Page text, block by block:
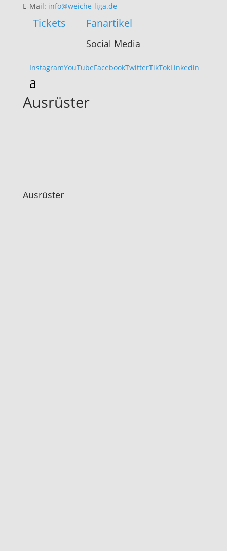
E-Mail: info@weiche-liga.de
Tickets Fanartikel
Social Media
InstagramYouTubeFacebookTwitterTikTokLinkedin
a
Ausrüster
Ausrüster